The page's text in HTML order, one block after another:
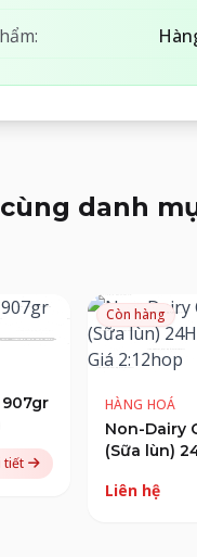
danh
tiết
Còn hàng
HÀNG HOÁ
Non-Dairy
(Sữa lùn)
Liên hệ